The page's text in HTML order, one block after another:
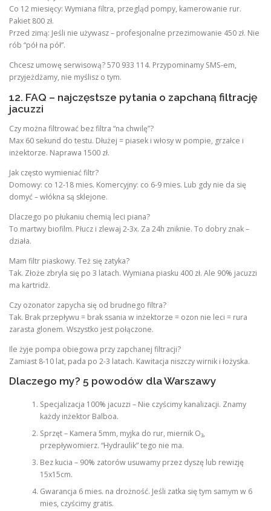
Co 12 miesięcy: Wymiana filtra, przegląd pompy, kamerowanie rur.
Pakiet 800 zł.
Przed zimą: Jeśli nie używasz – profesjonalne przezimowanie 450 zł. Nie
rób “pół na pół”.
Chcesz umowę serwisową? 570 933 114. Przypominamy SMS-em,
przyjeżdżamy, nie myślisz o tym.
12. FAQ – najczęstsze pytania o zapchaną filtrację
jacuzzi
Czy można filtrować bez filtra “na chwilę”?
Max 60 sekund do testu. Dłużej = piasek i włosy w pompie, grzałce i
inżektorze. Naprawa 1500 zł.
Jak często wymieniać filtr?
Domowy: co 12-18 mies. Komercyjny: co 6-9 mies. Lub gdy nie da się
domyć – włókna są sklejone.
Dlaczego po płukaniu chemią leci piana?
To martwy biofilm. Płucz i zlewaj 2-3x. Za 24h zniknie. To dobry znak –
działa.
Mam filtr piaskowy. Też się zatyka?
Tak. Złoże zbryla się po 3 latach. Wymiana piasku 400 zł. Ale 90% jacuzzi
ma kartridż.
Czy ozonator zapycha się od brudnego filtra?
Tak. Brak przepływu = brak ssania w inżektorze = ozon nie leci = rura
zarasta glonem. Wszystko jest połączone.
Ile żyje pompa obiegowa przy zapchanej filtracji?
Zamiast 8-10 lat, pada po 2-3 latach. Kawitacja niszczy wirnik i łożyska.
Dlaczego my? 5 powodów dla Warszawy
Specjalizacja 100% jacuzzi – Nie czyścimy kanalizacji. Znamy
każdy inżektor Balboa.
Sprzęt – Kamera 5mm, myjka do rur, miernik O₃,
przepływomierz. “Hydraulik” tego nie ma.
Bez kucia – 90% zatorów usuwamy przez dyszę lub rewizję
15x15cm.
Gwarancja 6 mies. na drożność. Jeśli zatka się tym samym w 6
mies, czyścimy gratis.